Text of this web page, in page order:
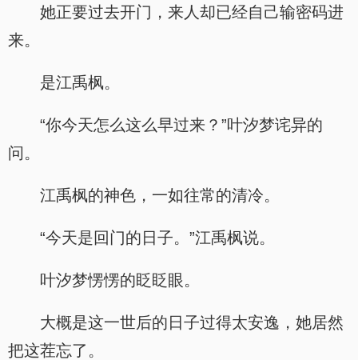
她正要过去开门，来人却已经自己输密码进
来。
是江禹枫。
“你今天怎么这么早过来？”叶汐梦诧异的
问。
江禹枫的神色，一如往常的清冷。
“今天是回门的日子。”江禹枫说。
叶汐梦愣愣的眨眨眼。
大概是这一世后的日子过得太安逸，她居然
把这茬忘了。